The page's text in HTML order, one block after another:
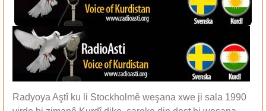
Radyoya Aştî ku li Stockholmê weşana xwe ji sala 1990